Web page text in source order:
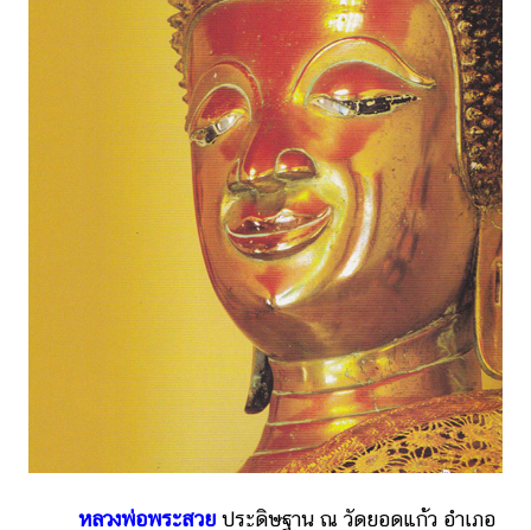
หลวงพ่อพระสวย ประดิษฐาน ณ วัดยอดแก้ว อำเภอ